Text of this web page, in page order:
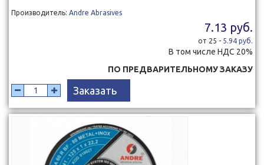
Производитель: Andre Abrasives
7.13 руб.
от 25 - 5.94 руб.
В том числе НДС 20%
ПО ПРЕДВАРИТЕЛЬНОМУ ЗАКАЗУ
Заказать